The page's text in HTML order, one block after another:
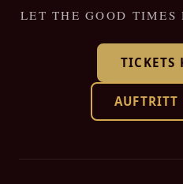
LET THE GOOD
TICKETS
AUFTRITT